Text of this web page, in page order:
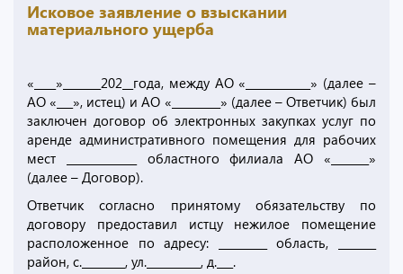
Исковое заявление о взыскании
материального ущерба
«____»_______202__года, между АО «____________» (далее –
АО «___», истец) и АО «_________» (далее – Ответчик) был
заключен договор об электронных закупках услуг по
аренде административного помещения для рабочих
мест _____________ областного филиала АО «_______»
(далее – Договор).
Ответчик согласно принятому обязательству по
договору предоставил истцу нежилое помещение
расположенное по адресу: _________ область, _______
район, с.________, ул.__________, д.___.